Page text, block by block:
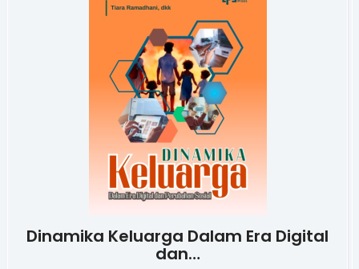
Dinamika Keluarga Dalam Era Digital
dan…